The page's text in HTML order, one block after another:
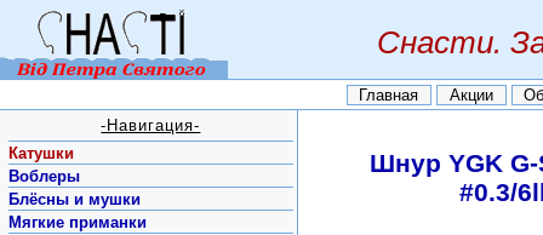
Снасти.
Главная Акции
Шнур YGK
#0.3/
-Навигация-
Катушки
Воблеры
Блёсны и мушки
Мягкие приманки